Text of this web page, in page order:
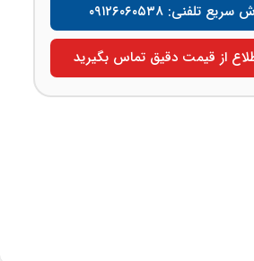
تلفنی: ۰۹۱۲۶۰۶۰۵۳۸
از قیمت دقیق تماس بگیرید